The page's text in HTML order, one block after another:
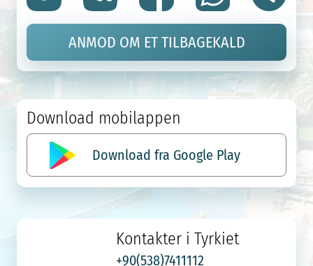
Kontakter i Tyrkiet
+90(538)7411112
Download mobilappen
Download fra Google Play
ANMOD OM ET TILBAGEKALD